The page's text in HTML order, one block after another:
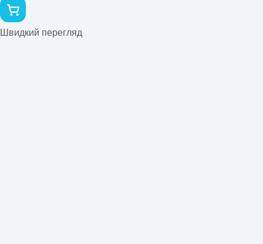
Швидкий перегляд